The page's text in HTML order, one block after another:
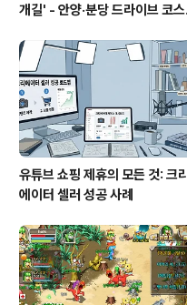
개길' - 안양·분당 드라이브 코스
유튜브 쇼핑 제휴의 모든 것: 크리
에이터 셀러 성공 사례